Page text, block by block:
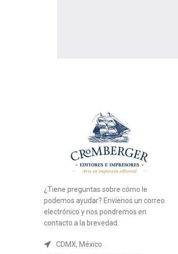
¿Tiene preguntas sobre cómo le
podemos ayudar? Envíenos un correo
electrónico y nos pondremos en
contacto a la brevedad.
CDMX, México.